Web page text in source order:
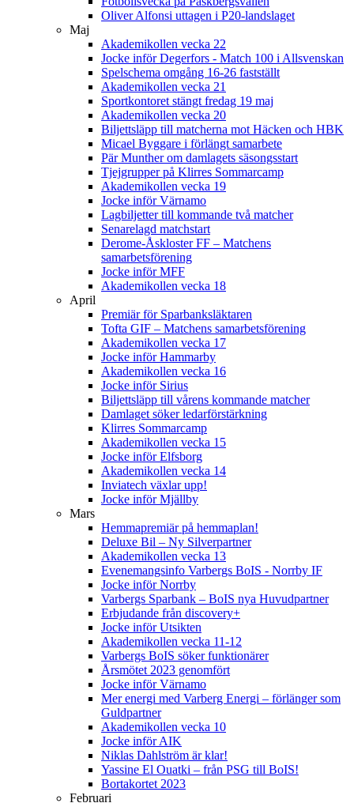
Oliver Alfonsi uttagen i P20-landslaget
Maj
Akademikollen vecka 22
Jocke inför Degerfors - Match 100 i Allsvenskan
Spelschema omgång 16-26 fastställt
Akademikollen vecka 21
Sportkontoret stängt fredag 19 maj
Akademikollen vecka 20
Biljettsläpp till matcherna mot Häcken och HBK
Micael Byggare i förlängt samarbete
Pär Munther om damlagets säsongsstart
Tjejgrupper på Klirres Sommarcamp
Akademikollen vecka 19
Jocke inför Värnamo
Lagbiljetter till kommande två matcher
Senarelagd matchstart
Derome-Åskloster FF – Matchens
samarbetsförening
Jocke inför MFF
Akademikollen vecka 18
April
Premiär för Sparbanksläktaren
Tofta GIF – Matchens samarbetsförening
Akademikollen vecka 17
Jocke inför Hammarby
Akademikollen vecka 16
Jocke inför Sirius
Biljettsläpp till vårens kommande matcher
Damlaget söker ledarförstärkning
Klirres Sommarcamp
Akademikollen vecka 15
Jocke inför Elfsborg
Akademikollen vecka 14
Inviatech växlar upp!
Jocke inför Mjällby
Mars
Hemmapremiär på hemmaplan!
Deluxe Bil – Ny Silverpartner
Akademikollen vecka 13
Evenemangsinfo Varbergs BoIS - Norrby IF
Jocke inför Norrby
Varbergs Sparbank – BoIS nya Huvudpartner
Erbjudande från discovery+
Jocke inför Utsikten
Akademikollen vecka 11-12
Varbergs BoIS söker funktionärer
Årsmötet 2023 genomfört
Jocke inför Värnamo
Mer energi med Varberg Energi – förlänger som
Guldpartner
Akademikollen vecka 10
Jocke inför AIK
Niklas Dahlström är klar!
Yassine El Ouatki – från PSG till BoIS!
Bortakortet 2023
Februari